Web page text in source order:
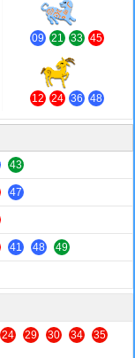
09 21 33 45
12 24 36 48
43
47
41 48 49
24 29 30 34
35